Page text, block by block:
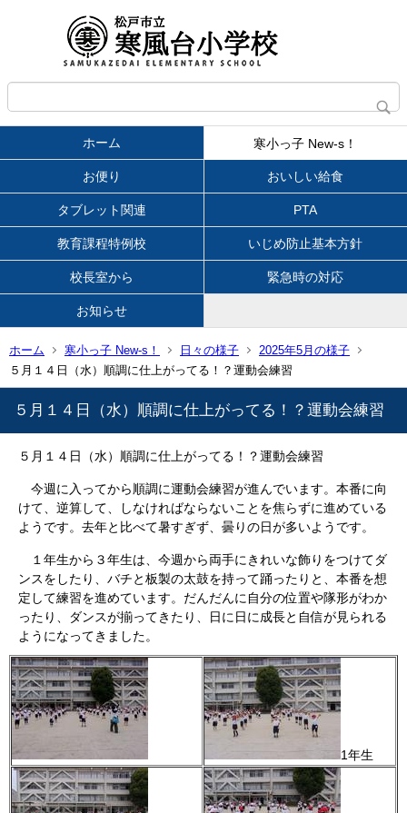
ホーム 寒小っ子 New-s！
お便り おいしい給食
タブレット関連 PTA
教育課程特例校 いじめ防止基本方針
校長室から 緊急時の対応
お知らせ
ホーム 寒小っ子 New-s！ 日々の様子
2025年5月の様子
５月１４日（水）順調に仕上がってる！？運動会練習
５月１４日（水）順調に仕上がってる！？運動会練習
５月１４日（水）順調に仕上がってる！？運動会練習
今週に入ってから順調に運動会練習が進んでいます。本番に向
けて、逆算して、しなければならないことを焦らずに進めている
ようです。去年と比べて暑すぎず、曇りの日が多いようです。
１年生から３年生は、今週から両手にきれいな飾りをつけてダ
ンスをしたり、バチと板製の太鼓を持って踊ったりと、本番を想
定して練習を進めています。だんだんに自分の位置や隊形がわか
ったり、ダンスが揃ってきたり、日に日に成長と自信が見られる
ようになってきました。
1年生